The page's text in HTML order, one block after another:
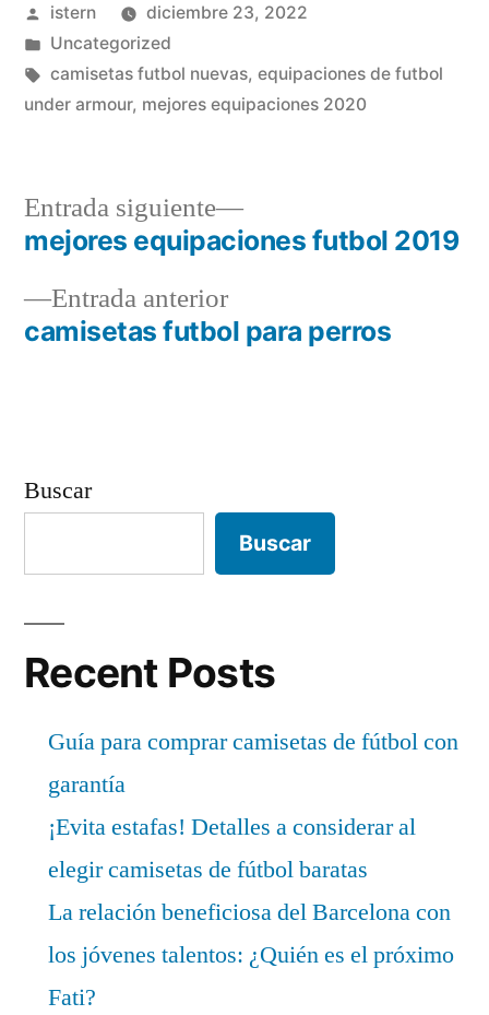
Publicado
por
istern
diciembre 23, 2022
Publicado
en
Uncategorized
Etiquetas:
camisetas futbol nuevas, equipaciones de futbol
under armour, mejores equipaciones 2020
Navegación
deEntrada anteriorEntrada
anterior:
camisetas futbol para perros
Entrada siguiente
Entrada
siguiente:
mejores equipaciones futbol 2019
Buscar
Buscar
Recent Posts
Guía para comprar camisetas de fútbol con
garantía
¡Evita estafas! Detalles a considerar al
elegir camisetas de fútbol baratas
La relación beneficiosa del Barcelona con
los jóvenes talentos: ¿Quién es el próximo
Fati?